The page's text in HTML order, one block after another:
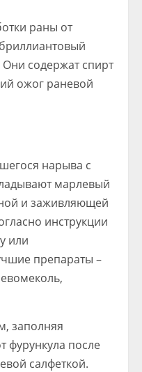
раны от
содержат спирт
ожог раневой
нарыва с
марлевый
и заживляющей
инструкции
или
препараты –
заполняя
фурункула после
салфеткой.